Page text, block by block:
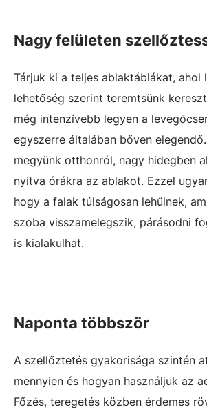
Nagy felületen
Tárjuk ki a teljes ablaktáblákat, ahol
lehetőség szerint teremtsünk
még intenzívebb legyen a
egyszerre általában bőven
megyünk otthonról, nagy hidegben
nyitva órákra az ablakot. Ezzel
hogy a falak túlságosan lehűlnek,
szoba visszamelegszik, párásodni
is kialakulhat.
Naponta többször
A szellőztetés gyakorisága szintén
mennyien és hogyan használjuk az
Főzés, teregetés közben érdemes